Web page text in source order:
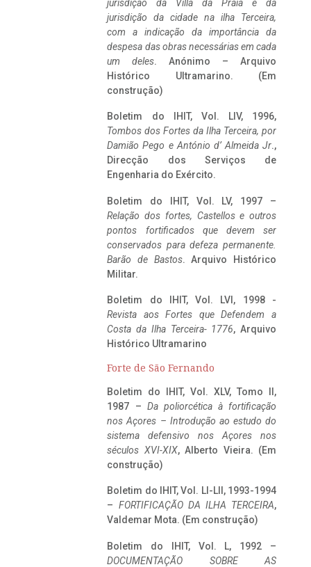
jurisdição da Villa da Praia e da
jurisdição da cidade na ilha Terceira,
com a indicação da importância da
despesa das obras necessárias em cada
um deles. Anónimo – Arquivo
Histórico Ultramarino. (Em
construção)
Boletim do IHIT, Vol. LIV, 1996,
Tombos dos Fortes da Ilha Terceira, por
Damião Pego e António d’ Almeida Jr.,
Direcção dos Serviços de
Engenharia do Exército.
Boletim do IHIT, Vol. LV, 1997 –
Relação dos fortes, Castellos e outros
pontos fortificados que devem ser
conservados para defeza permanente.
Barão de Bastos. Arquivo Histórico
Militar.
Boletim do IHIT, Vol. LVI, 1998 -
Revista aos Fortes que Defendem a
Costa da Ilha Terceira- 1776, Arquivo
Histórico Ultramarino
Forte de São Fernando
Boletim do IHIT, Vol. XLV, Tomo II,
1987 – Da poliorcética à fortificação
nos Açores – Introdução ao estudo do
sistema defensivo nos Açores nos
séculos XVI-XIX, Alberto Vieira. (Em
construção)
Boletim do IHIT, Vol. LI-LII, 1993-1994
– FORTIFICAÇÃO DA ILHA TERCEIRA,
Valdemar Mota. (Em construção)
Boletim do IHIT, Vol. L, 1992 –
DOCUMENTAÇÃO SOBRE AS